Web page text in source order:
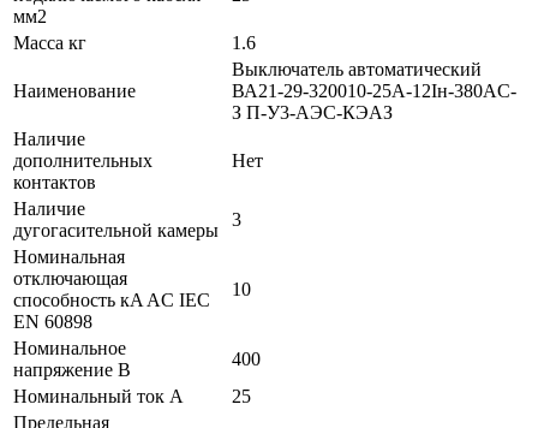
мм2
Масса кг 1.6
Наименование
Выключатель автоматический
ВА21-29-320010-25А-12Iн-380AC-
З П-У3-АЭС-КЭАЗ
Наличие
дополнительных
контактов
Нет
Наличие
дугогасительной камеры
3
Номинальная
отключающая
способность кA AC IEC
EN 60898
10
Номинальное
напряжение В
400
Номинальный ток А
25
Предельная